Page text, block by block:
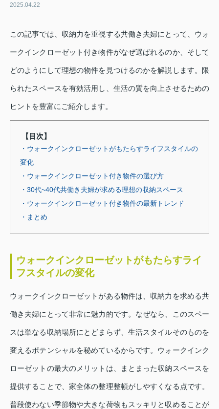
2025.04.22
この記事では、収納力を重視する共働き夫婦にとって、ウォ
ークインクローゼット付き物件がなぜ選ばれるのか、そして
どのようにして理想の物件を見つけるのかを解説します。限
られたスペースを有効活用し、生活の質を向上させるための
ヒントを豊富にご紹介します。
【目次】
・ウォークインクローゼットがもたらすライフスタイルの
変化
・ウォークインクローゼット付き物件の選び方
・30代~40代共働き夫婦が求める理想の収納スペース
・ウォークインクローゼット付き物件の最新トレンド
・まとめ
ウォークインクローゼットがもたらすライ
フスタイルの変化
ウォークインクローゼットがある物件は、収納力を求める共
働き夫婦にとって非常に魅力的です。なぜなら、このスペー
スは単なる収納場所にとどまらず、生活スタイルそのものを
変えるポテンシャルを秘めているからです。ウォークインク
ローゼットの最大のメリットは、まとまった収納スペースを
提供することで、家全体の整理整頓がしやすくなる点です。
普段使わない季節物や大きな荷物もスッキリと収めることが